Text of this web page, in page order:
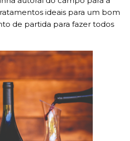
ideais para um bom
de partida para fazer todos